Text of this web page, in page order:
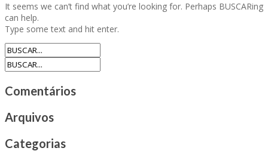
It seems we can’t find what you’re looking for. Perhaps BUSCARing
can help.
Type some text and hit enter.
Comentários
Arquivos
Categorias